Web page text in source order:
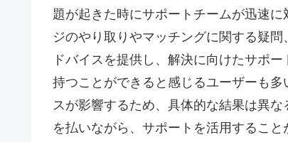
題が起きた時にサポートチームが迅速
ジのやり取りやマッチングに関する疑
ドバイスを提供し、解決に向けたサポ
持つことができると感じるユーザーも
スが影響するため、具体的な結果は異
を払いながら、サポートを活用すること